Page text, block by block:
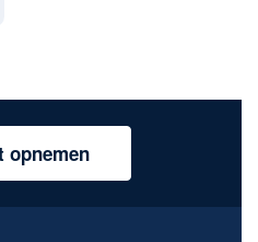
opnemen